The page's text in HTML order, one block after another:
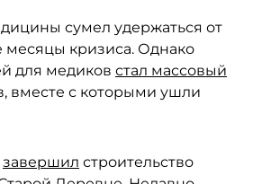
сумел удержаться от
месяцы кризиса. Однако
для медиков стал массовый
вместе с которыми ушли
завершил строительство